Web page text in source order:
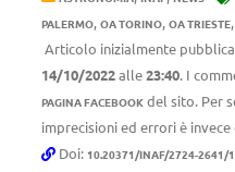
PALERMO, OA TORINO, OA TRIESTE,
Articolo inizialmente
14/10/2022alle23:40. I
PAGINA FACEBOOK del sito. Per
imprecisioni ed errori è
Doi: 10.20371/INAF/2724-2641/